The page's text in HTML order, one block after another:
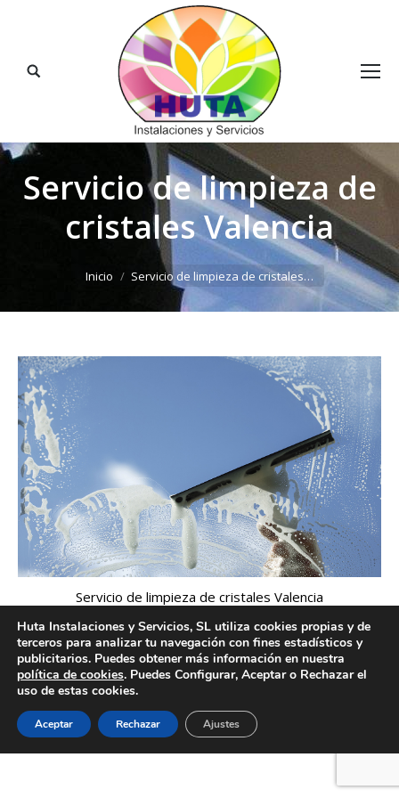
Buscar:
Servicio de limpieza de
cristales Valencia
Inicio Servicio de limpieza de cristales…
Servicio de limpieza de cristales Valencia
Creado por Tandem Marketing Digital
Huta Instalaciones y Servicios, SL utiliza cookies propias y de
terceros para analizar tu navegación con fines estadísticos y
publicitarios. Puedes obtener más información en nuestra
política de cookies. Puedes Configurar, Aceptar o Rechazar el
uso de estas cookies.
Aceptar Rechazar Ajustes